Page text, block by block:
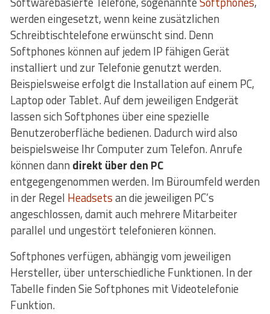
werden eingesetzt, wenn keine zusätzlichen
Schreibtischtelefone erwünscht sind. Denn
Softphones können auf jedem IP fähigen Gerät
installiert und zur Telefonie genutzt werden.
Beispielsweise erfolgt die Installation auf einem PC,
Laptop oder Tablet. Auf dem jeweiligen Endgerät
lassen sich Softphones über eine spezielle
Benutzeroberfläche bedienen. Dadurch wird also
beispielsweise Ihr Computer zum Telefon. Anrufe
können dann direkt über den PC
entgegengenommen werden. Im Büroumfeld werden
in der Regel Headsetsan die jeweiligen PC’s
angeschlossen, damit auch mehrere Mitarbeiter
parallel und ungestört telefonieren können.
Softphones verfügen, abhängig vom jeweiligen
Hersteller, über unterschiedliche Funktionen. In der
Tabelle finden Sie Softphones mit Videotelefonie
Funktion.